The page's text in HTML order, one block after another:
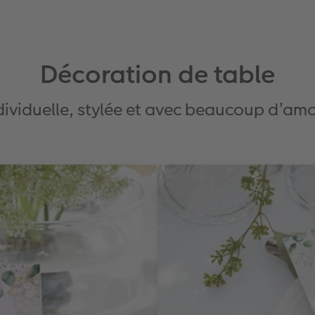
Décoration de table
stylée et avec beaucoup